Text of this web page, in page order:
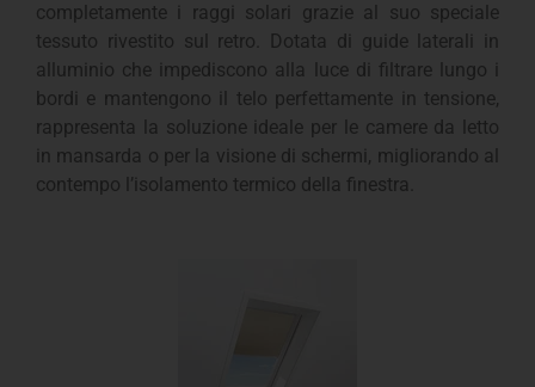
completamente i raggi solari grazie al suo speciale
tessuto rivestito sul retro. Dotata di guide laterali in
alluminio che impediscono alla luce di filtrare lungo i
bordi e mantengono il telo perfettamente in tensione,
rappresenta la soluzione ideale per le camere da letto
in mansarda o per la visione di schermi, migliorando al
contempo l’isolamento termico della finestra.